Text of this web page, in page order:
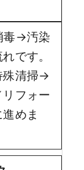
毒→汚染
です。
殊清掃→
フォー
めま